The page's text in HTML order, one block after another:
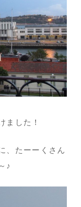
ました！
、たーーくさん
♪